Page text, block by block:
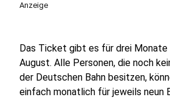
Anzeige
Das Ticket gibt es für drei Monate
August. Alle Personen, die noch
der Deutschen Bahn besitzen,
einfach monatlich für jeweils neun